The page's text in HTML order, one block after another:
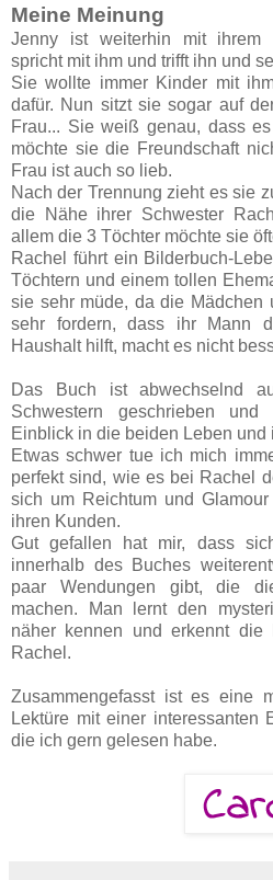
Meine Meinung
Jenny ist weiterhin mit ihrem
spricht mit ihm und trifft ihn und
Sie wollte immer Kinder mit
dafür. Nun sitzt sie sogar auf
Frau... Sie weiß genau, dass
möchte sie die Freundschaft
Frau ist auch so lieb.
Nach der Trennung zieht es sie
die Nähe ihrer Schwester
allem die 3 Töchter möchte sie
Rachel führt ein Bilderbuch-
Töchtern und einem tollen
sie sehr müde, da die Mädchen
sehr fordern, dass ihr Mann
Haushalt hilft, macht es nicht
Das Buch ist abwechselnd
Schwestern geschrieben
Einblick in die beiden Leben und
Etwas schwer tue ich mich
perfekt sind, wie es bei Rachel
sich um Reichtum und
ihren Kunden.
Gut gefallen hat mir, dass
innerhalb des Buches
paar Wendungen gibt, die
machen. Man lernt den
näher kennen und erkennt
Rachel.
Zusammengefasst ist es eine
Lektüre mit einer interessanten
die ich gern gelesen habe.